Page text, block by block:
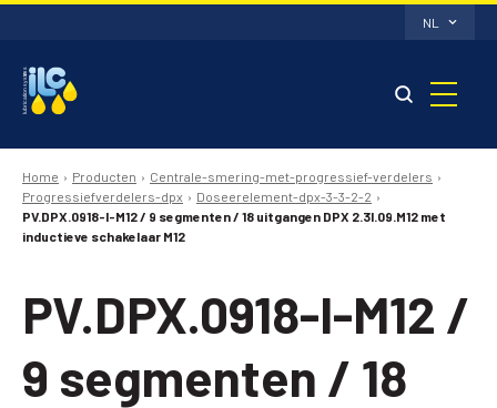
NL
Home Producten
Centrale-smering-met-progressief-verdelers
Progressiefverdelers-dpx
Doseerelement-dpx-3-3-2-2
PV.DPX.0918-I-M12 / 9 segmenten / 18 uitgangen DPX 2.3I.09.M12 met
inductieve schakelaar M12
PV.DPX.0918-I-M12 /
9 segmenten / 18